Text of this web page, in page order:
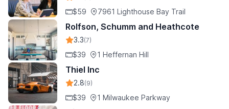
$59 7961 Lighthouse Bay Trail
Rolfson, Schumm and Heathcote
3.3(7)
$39 1 Heffernan Hill
Thiel Inc
2.8(9)
$39 1 Milwaukee Parkway